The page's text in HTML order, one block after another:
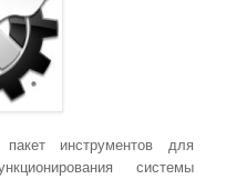
инструментов для
системы